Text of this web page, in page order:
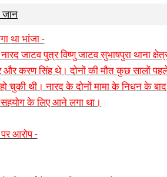
जान
था भांजा -
जाटव पुत्र विष्णु जाटव सुभाषपुरा थाना
और करण सिंह थे। दोनों की मौत कुछ सालों
चुकी थी। नारद के दोनों मामा के निधन के बाद
के लिए आने लगा था।
पर आरोप -